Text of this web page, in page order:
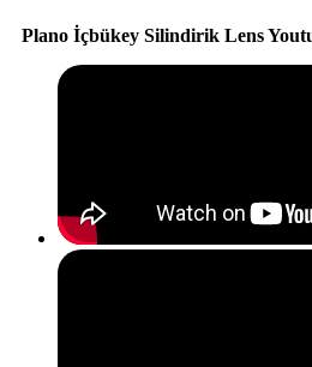
Plano İçbükey Silindirik Lens